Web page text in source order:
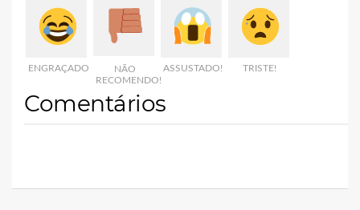
ENGRAÇADO
NÃO
RECOMENDO!
ASSUSTADO! TRISTE!
Comentários